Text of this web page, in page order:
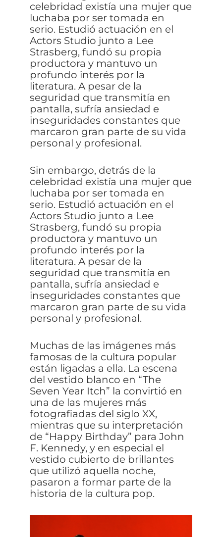
celebridad existía una mujer que
luchaba por ser tomada en
serio. Estudió actuación en el
Actors Studio junto a Lee
Strasberg, fundó su propia
productora y mantuvo un
profundo interés por la
literatura. A pesar de la
seguridad que transmitía en
pantalla, sufría ansiedad e
inseguridades constantes que
marcaron gran parte de su vida
personal y profesional.
Sin embargo, detrás de la
celebridad existía una mujer que
luchaba por ser tomada en
serio. Estudió actuación en el
Actors Studio junto a Lee
Strasberg, fundó su propia
productora y mantuvo un
profundo interés por la
literatura. A pesar de la
seguridad que transmitía en
pantalla, sufría ansiedad e
inseguridades constantes que
marcaron gran parte de su vida
personal y profesional.
Muchas de las imágenes más
famosas de la cultura popular
están ligadas a ella. La escena
del vestido blanco en “The
Seven Year Itch” la convirtió en
una de las mujeres más
fotografiadas del siglo XX,
mientras que su interpretación
de “Happy Birthday” para John
F. Kennedy, y en especial el
vestido cubierto de brillantes
que utilizó aquella noche,
pasaron a formar parte de la
historia de la cultura pop.